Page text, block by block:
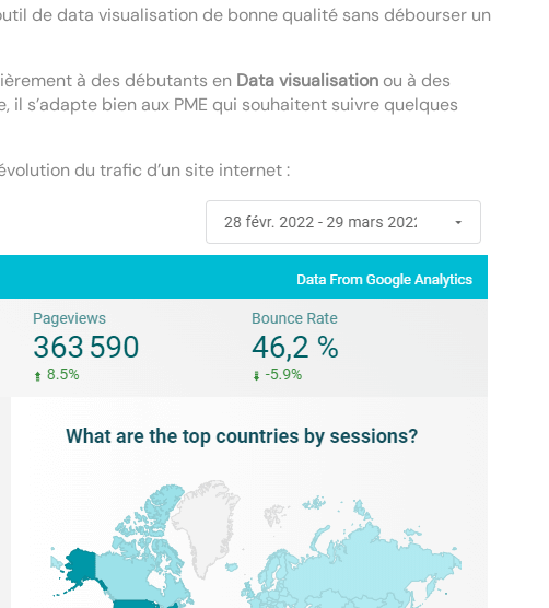
de data visualisation de bonne qualité sans débourser un
à des débutants en Datavisualisation ou à des
il s’adapte bien aux PME qui souhaitent suivre quelques
du trafic d’un site internet :